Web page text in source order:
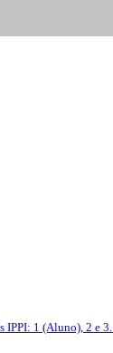
IPPI: 1 (Aluno), 2 e 3.